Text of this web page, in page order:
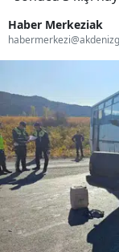
Haber Merkeziak